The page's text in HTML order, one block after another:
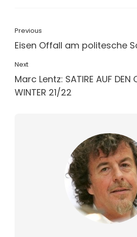
Previous
Eisen Offall am politesche
Next
Marc Lentz: SATIRE AUF DEN
WINTER 21/22